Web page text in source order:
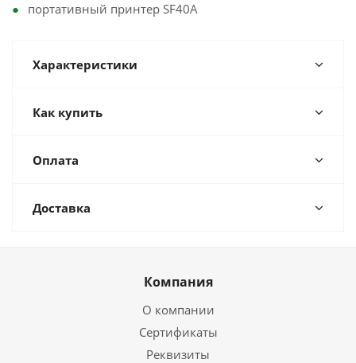
портативный принтер SF40A
Характеристики
Как купить
Оплата
Доставка
Компания
О компании
Сертификаты
Реквизиты